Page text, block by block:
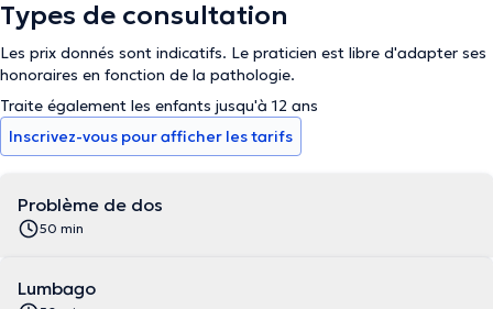
Types de consultation
Les prix donnés sont indicatifs. Le praticien est libre d'adapter ses
honoraires en fonction de la pathologie.
Traite également les enfants jusqu'à 12 ans
Inscrivez-vous pour afficher les tarifs
Problème de dos
50 min
Lumbago